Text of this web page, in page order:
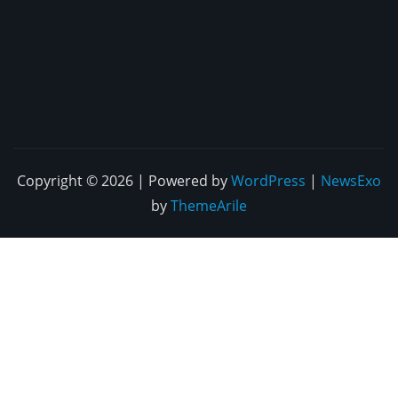
Copyright © 2026 | Powered byWordPress | NewsExo
byThemeArile